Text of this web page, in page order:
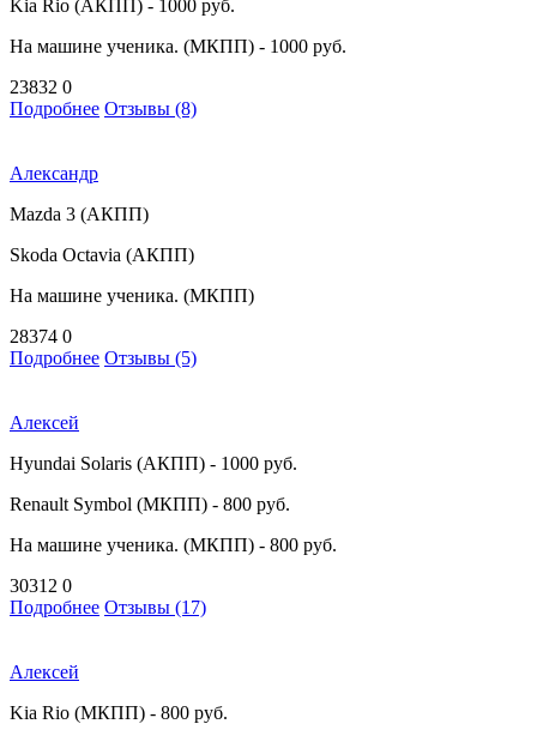
Kia Rio (АКПП) - 1000 руб.
На машине ученика. (МКПП) - 1000 руб.
23832 0
Подробнее Отзывы (8)
Александр
Mazda 3 (АКПП)
Skoda Octavia (АКПП)
На машине ученика. (МКПП)
28374 0
Подробнее Отзывы (5)
Алексей
Hyundai Solaris (АКПП) - 1000 руб.
Renault Symbol (МКПП) - 800 руб.
На машине ученика. (МКПП) - 800 руб.
30312 0
Подробнее Отзывы (17)
Алексей
Kia Rio (МКПП) - 800 руб.